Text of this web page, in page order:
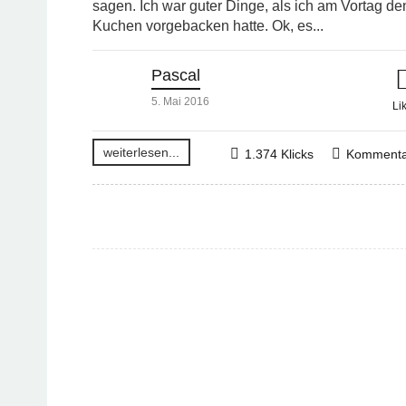
sagen. Ich war guter Dinge, als ich am Vortag
Kuchen vorgebacken hatte. Ok, es...
Pascal
5. Mai 2016
weiterlesen... 1.374 Klicks